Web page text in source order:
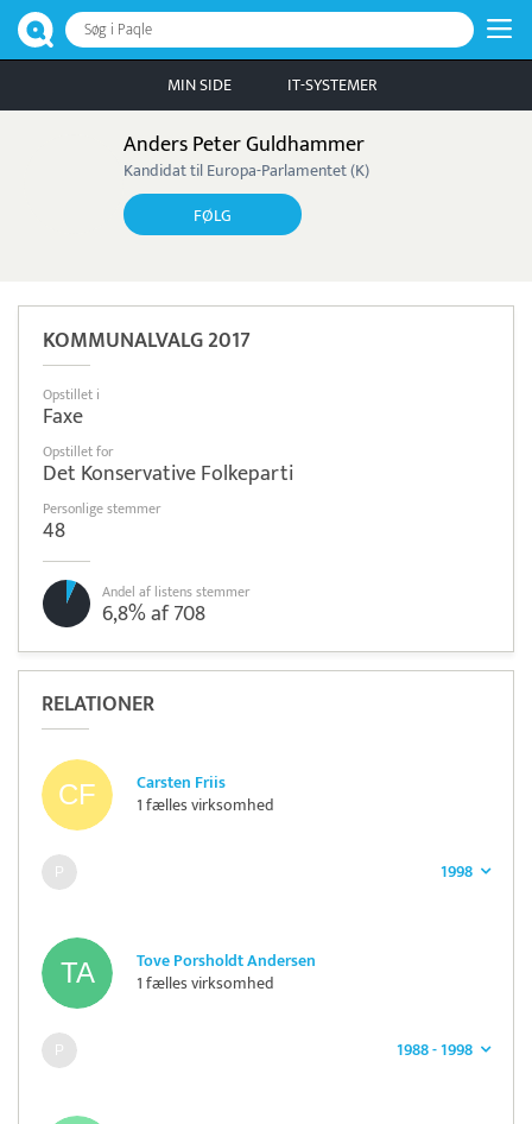
Søg i Paqle
MIN SIDE IT-SYSTEMER
Anders Peter Guldhammer
Kandidat til Europa-Parlamentet (K)
FØLG
KOMMUNALVALG 2017
Opstillet i
Faxe
Opstillet for
Det Konservative Folkeparti
Personlige stemmer
48
Andel af listens stemmer
6,8% af 708
RELATIONER
Carsten Friis
1 fælles virksomhed
1998
Tove Porsholdt Andersen
1 fælles virksomhed
1988 - 1998